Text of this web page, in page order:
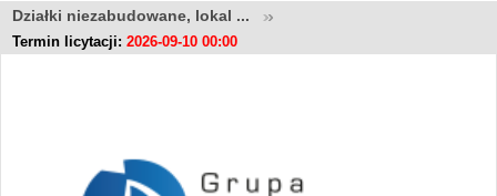
Działki niezabudowane, lokal ...
Termin licytacji: 2026-09-10 00:00